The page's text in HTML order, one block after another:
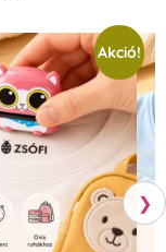
Akció!
❯